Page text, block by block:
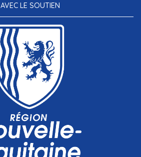
AVEC LE SOUTIEN